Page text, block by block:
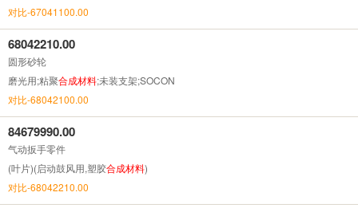
对比-67041100.00
68042210.00
圆形砂轮
磨光用;粘聚合成材料;未装支架;SOCON
对比-68042100.00
84679990.00
气动扳手零件
(叶片)(启动鼓风用,塑胶合成材料)
对比-68042210.00